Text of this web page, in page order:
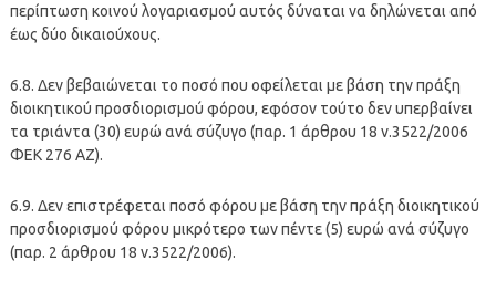
περίπτωση κοινού λογαριασμού αυτός δύναται να δηλώνεται από
έως δύο δικαιούχους.
6.8. Δεν βεβαιώνεται το ποσό που οφείλεται με βάση την πράξη
διοικητικού προσδιορισμού φόρου, εφόσον τούτο δεν υπερβαίνει
τα τριάντα (30) ευρώ ανά σύζυγο (παρ. 1 άρθρου 18 ν.3522/2006
ΦΕΚ 276 ΑΖ).
6.9. Δεν επιστρέφεται ποσό φόρου με βάση την πράξη διοικητικού
προσδιορισμού φόρου μικρότερο των πέντε (5) ευρώ ανά σύζυγο
(παρ. 2 άρθρου 18 ν.3522/2006).